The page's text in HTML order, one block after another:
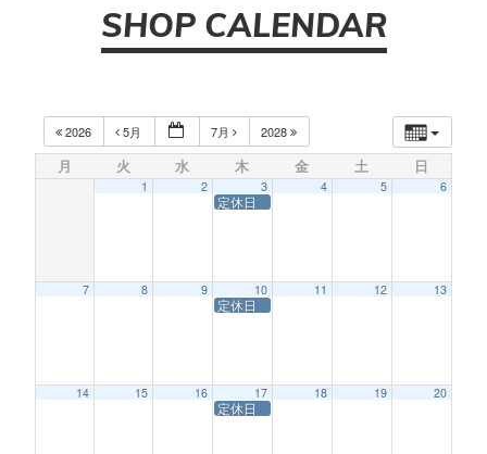
SHOP CALENDAR
2026 5月 7月 2028
月 火 水 木 金 土 日
1 2 3
定休日
4 5 6
7 8 9 10
定休日
11 12 13
14 15 16 17
定休日
18 19 20